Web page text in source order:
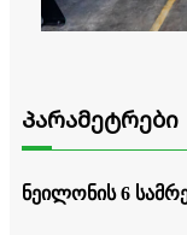
Პარამეტრები
ნეილონის 6